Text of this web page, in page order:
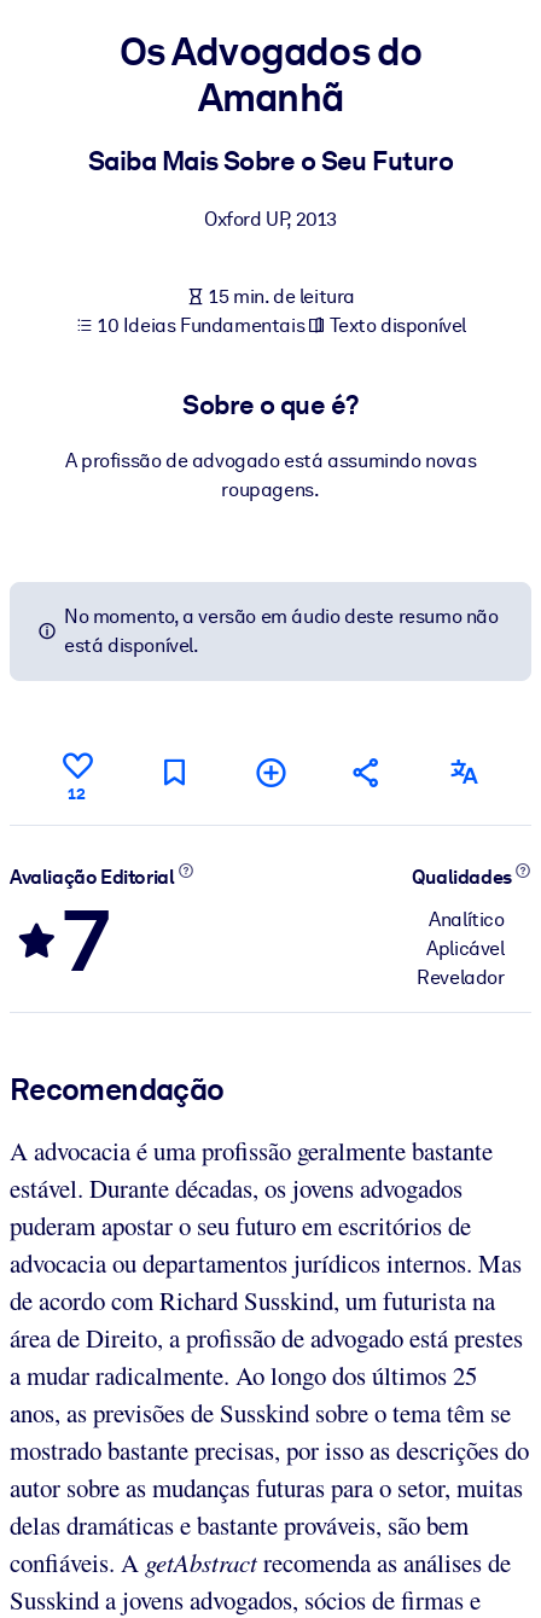
Leve conhecimento verificado e conciso para seu LMS/LXP para
Para bibliotecas corporativas
negócios confiável e pronto para uso.
Para sistemas de IA
estruturado para melhorar os resultados.
Os Advogados do
Amanhã
Saiba Mais Sobre o Seu Futuro
Oxford UP, 2013
15 min. de leitura
10 Ideias Fundamentais
Texto disponível
Sobre o que é?
A profissão de advogado está assumindo novas
roupagens.
No momento, a versão em áudio deste resumo não
está disponível.
12
Avaliação Editorial
7
Qualidades
Analítico
Aplicável
Revelador
Recomendação
A advocacia é uma profissão geralmente bastante
estável. Durante décadas, os jovens advogados
puderam apostar o seu futuro em escritórios de
advocacia ou departamentos jurídicos internos. Mas
de acordo com Richard Susskind, um futurista na
área de Direito, a profissão de advogado está prestes
a mudar radicalmente. Ao longo dos últimos 25
anos, as previsões de Susskind sobre o tema têm se
mostrado bastante precisas, por isso as descrições do
autor sobre as mudanças futuras para o setor, muitas
delas dramáticas e bastante prováveis, são bem
confiáveis. A getAbstractrecomenda as análises de
Susskind a jovens advogados, sócios de firmas e